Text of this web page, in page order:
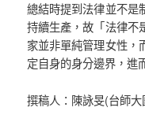
總結時提到法律並不是
持續生產，故「法律不
家並非單純管理女性，
定自身的身分邊界，進
撰稿人：陳詠旻(台師